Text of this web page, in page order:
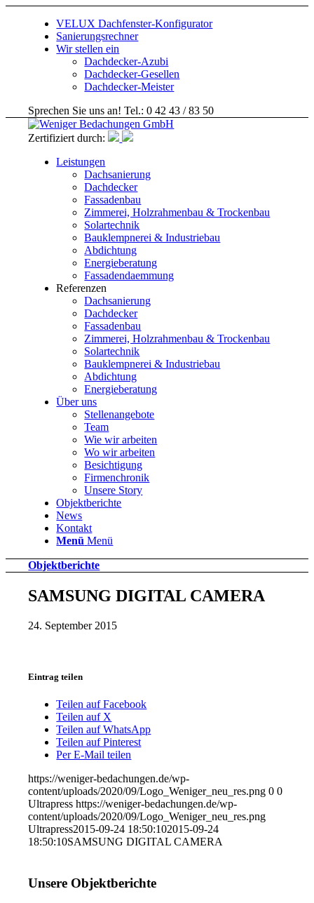
VELUX Dachfenster-Konfigurator
Sanierungsrechner
Wir stellen ein
Dachdecker-Azubi
Dachdecker-Gesellen
Dachdecker-Meister
Sprechen Sie uns an! Tel.: 0 42 43 / 83 50
Zertifiziert durch:
Leistungen
Dachsanierung
Dachdecker
Fassadenbau
Zimmerei, Holzrahmenbau & Trockenbau
Solartechnik
Bauklempnerei & Industriebau
Abdichtung
Energieberatung
Fassadendaemmung
Referenzen
Dachsanierung
Dachdecker
Fassadenbau
Zimmerei, Holzrahmenbau & Trockenbau
Solartechnik
Bauklempnerei & Industriebau
Abdichtung
Energieberatung
Über uns
Stellenangebote
Team
Wie wir arbeiten
Wo wir arbeiten
Besichtigung
Firmenchronik
Unsere Story
Objektberichte
News
Kontakt
Menü Menü
Objektberichte
SAMSUNG DIGITAL CAMERA
24. September 2015
Eintrag teilen
Teilen auf Facebook
Teilen auf X
Teilen auf WhatsApp
Teilen auf Pinterest
Per E-Mail teilen
https://weniger-bedachungen.de/wp-
content/uploads/2020/09/Logo_Weniger_neu_res.png 0 0
Ultrapress https://weniger-bedachungen.de/wp-
content/uploads/2020/09/Logo_Weniger_neu_res.png
Ultrapress2015-09-24 18:50:102015-09-24
18:50:10SAMSUNG DIGITAL CAMERA
Unsere Objektberichte